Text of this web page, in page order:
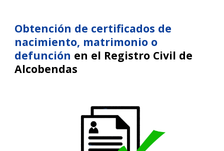
Obtención de certificados de
nacimiento, matrimonio o
defunción en el Registro Civil de
Alcobendas